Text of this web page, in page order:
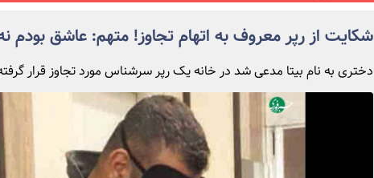
شکایت از رپر معروف به اتهام تجاوز! متهم: عاشق بودم
دختری به نام بیتا مدعی شد در خانه یک رپر سرشناس مورد تجاوز قرار